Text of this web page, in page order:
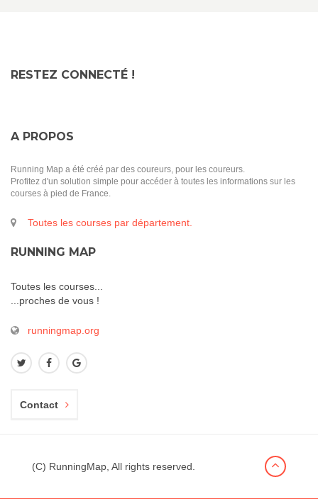
RESTEZ CONNECTÉ !
A PROPOS
Running Map a été créé par des coureurs, pour les coureurs.
Profitez d'un solution simple pour accéder à toutes les informations sur les
courses à pied de France.
Toutes les courses par département.
RUNNING MAP
Toutes les courses...
...proches de vous !
runningmap.org
Contact
(C) RunningMap, All rights reserved.